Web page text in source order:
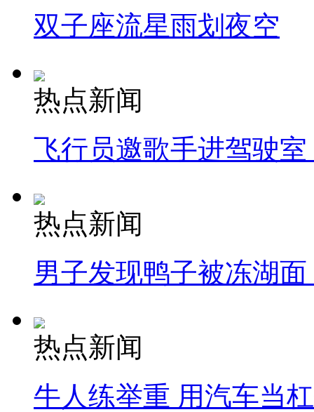
双子座流星雨划夜空
热点新闻
飞行员邀歌手进驾驶
热点新闻
男子发现鸭子被冻湖
热点新闻
牛人练举重 用汽车当